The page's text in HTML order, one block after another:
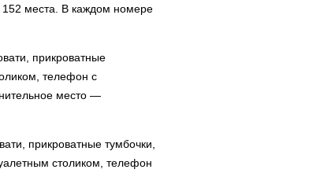
152 места. В каждом номере
прикроватные
телефон с
место —
прикроватные тумбочки,
столиком, телефон